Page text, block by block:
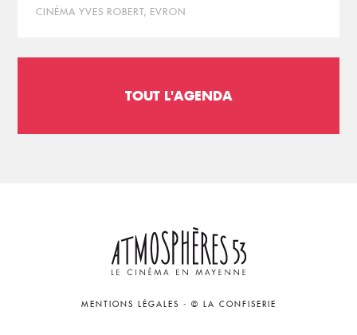
CINÉMA YVES ROBERT, EVRON
TOUT L'AGENDA
MENTIONS LÉGALES - © LA CONFISERIE